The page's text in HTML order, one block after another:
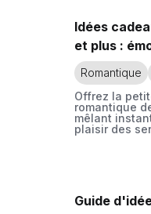
Idées
et plus :
Romantique
Offrez la
romantique
mêlant
plaisir des
Guide